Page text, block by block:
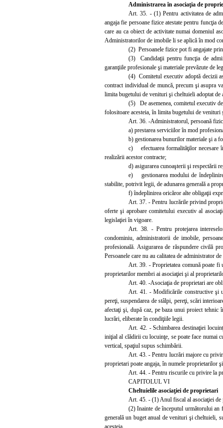
Administrarea în asociaţia de
Art. 35. - (1) Pentru activitatea de
angaja fie persoane fizice atestate pentru funcţia
care au ca obiect de activitate numai domeniul
Administratorilor de imobile li se aplică în mod
(2) Persoanele fizice pot fi angajate
(3) Candidaţii pentru funcţia de
garanţiile profesionale şi materiale prevăzute de
(4) Comitetul executiv adoptă decizii
contract individual de muncă, precum şi asupra
limita bugetului de venituri şi cheltuieli adoptat de
(5) De asemenea, comitetul executiv
folositoare acesteia, în limita bugetului de venituri
Art. 36. -Administratorul, persoană
a) prestarea serviciilor în mod
b) gestionarea bunurilor materiale şi a
c)efectuarea formalităţilor
realizării acestor contracte;
d) asigurarea cunoaşterii şi respectării
e) gestionarea modului de îndeplinire
stabilite, potrivit legii, de adunarea generală a
f) îndeplinirea oricăror alte obligaţii
Art. 37. - Pentru lucrările privind
oferte şi aprobare comitetului executiv al
legislaţiei în vigoare.
Art. 38. - Pentru protejarea
condominiu, administratorii de imobile,
profesională. Asigurarea de răspundere civilă
Persoanele care nu au calitatea de administrator
Art. 39. - Proprietatea comună poate
proprietarilor membri ai asociaţiei şi al
Art. 40. -Asociaţia de proprietari are
Art. 41. - Modificările constructive şi
pereţi, suspendarea de stâlpi, pereţi, scări
afectaţi şi, după caz, pe baza unui proiect tehnic
lucrări, eliberate în condiţiile legii.
Art. 42. - Schimbarea destinaţiei
iniţial al clădirii cu locuinţe, se poate face numai
vertical, spaţiul supus schimbării.
Art. 43. - Pentru lucrări majore cu
proprietari poate angaja, în numele proprietarilor
Art. 44. - Pentru riscurile cu privire la
CAPITOLUL VI
Cheltuielile asociaţiei de proprietari
Art. 45. - (1) Anul fiscal al asociaţiei de
(2) Inainte de începutul următorului an
generală un buget anual de venituri şi cheltuieli,
acesteia.